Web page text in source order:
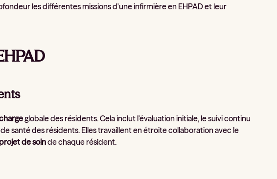
les différentes missions d'une infirmière en EHPAD et leur
globale des résidents. Cela inclut l'évaluation initiale, le suivi continu
santé des résidents. Elles travaillent en étroite collaboration avec le
projet de soinde chaque résident.